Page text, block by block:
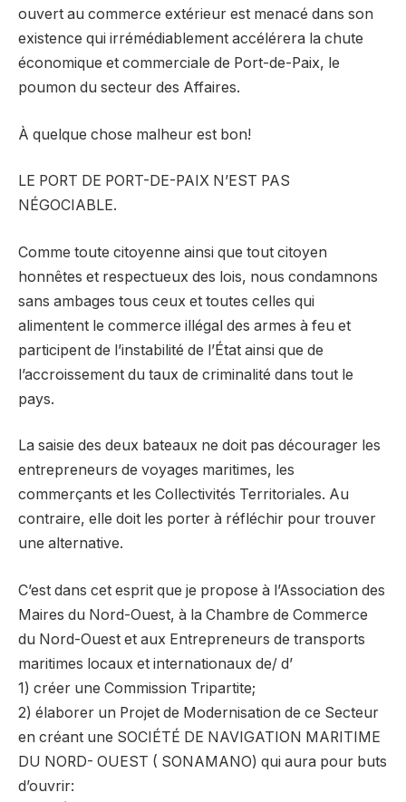
ouvert au commerce extérieur est menacé dans son
existence qui irrémédiablement accélérera la chute
économique et commerciale de Port-de-Paix, le
poumon du secteur des Affaires.
À quelque chose malheur est bon!
LE PORT DE PORT-DE-PAIX N’EST PAS
NÉGOCIABLE.
Comme toute citoyenne ainsi que tout citoyen
honnêtes et respectueux des lois, nous condamnons
sans ambages tous ceux et toutes celles qui
alimentent le commerce illégal des armes à feu et
participent de l’instabilité de l’État ainsi que de
l’accroissement du taux de criminalité dans tout le
pays.
La saisie des deux bateaux ne doit pas décourager les
entrepreneurs de voyages maritimes, les
commerçants et les Collectivités Territoriales. Au
contraire, elle doit les porter à réfléchir pour trouver
une alternative.
C’est dans cet esprit que je propose à l’Association des
Maires du Nord-Ouest, à la Chambre de Commerce
du Nord-Ouest et aux Entrepreneurs de transports
maritimes locaux et internationaux de/ d’
1) créer une Commission Tripartite;
2) élaborer un Projet de Modernisation de ce Secteur
en créant une SOCIÉTÉ DE NAVIGATION MARITIME
DU NORD- OUEST ( SONAMANO) qui aura pour buts
d’ouvrir: